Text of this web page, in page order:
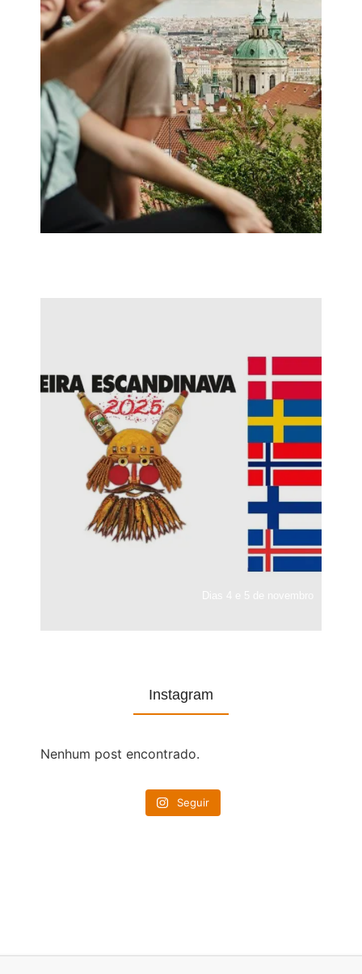
Instagram
Nenhum post encontrado.
Seguir